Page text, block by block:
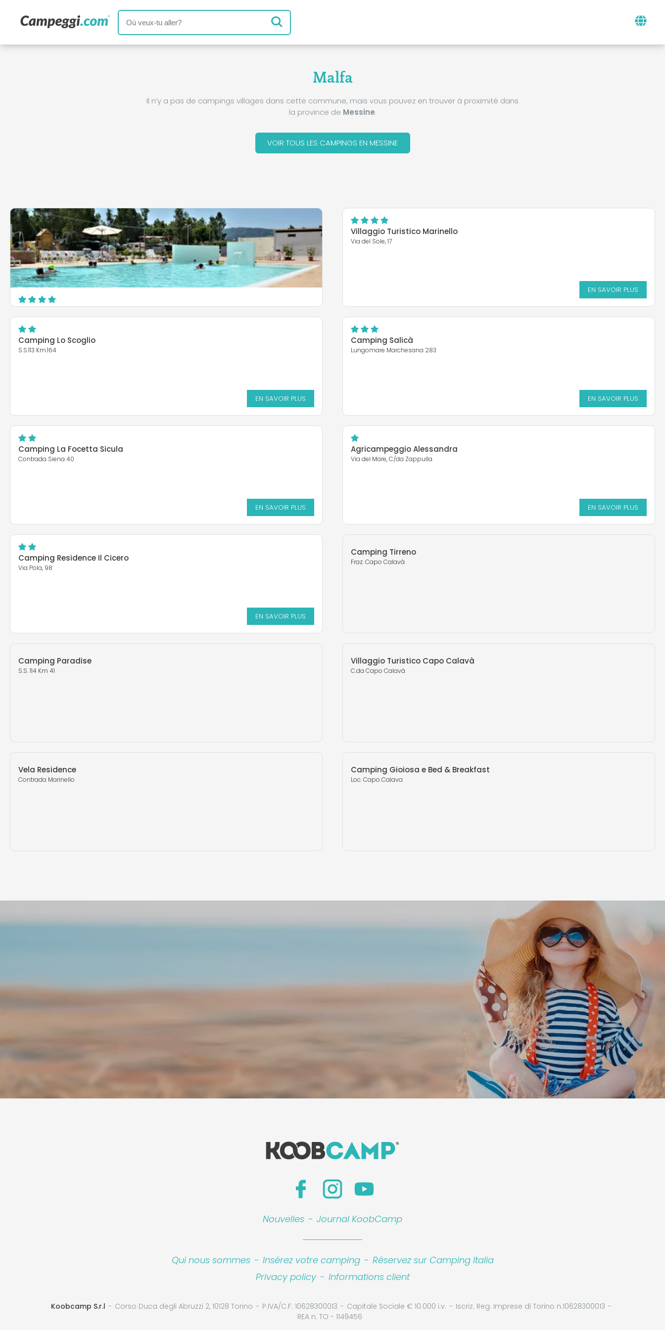
Malfa
Il n’y a pas de campings villages dans cette commune, mais vous pouvez en trouver à proximité dans
la province de Messine.
VOIR TOUS LES CAMPINGS EN MESSINE
Furnari
Villaggio Turistico Marinello
Via del Sole, 17
EN SAVOIR PLUS
Camping Lo Scoglio
S.S.113 Km.164
EN SAVOIR PLUS
Camping Salicà
Lungomare Marchesana 283
EN SAVOIR PLUS
Camping La Focetta Sicula
Contrada Siena 40
EN SAVOIR PLUS
Agricampeggio Alessandra
Via del Mare, C/da Zappulla
EN SAVOIR PLUS
Camping Residence Il Cicero
Via Pola, 98
EN SAVOIR PLUS
Camping Tirreno
Fraz. Capo Calavà
Camping Paradise
S.S. 114 Km 41
Villaggio Turistico Capo Calavà
C.da Capo Calavà
Vela Residence
Contrada Marinello
Camping Gioiosa e Bed & Breakfast
Loc. Capo Calava
Nouvelles - Journal KoobCamp
Qui nous sommes - Insérez votre camping - Réservez sur Camping Italia
Privacy policy - Informations client
Koobcamp S.r.l Corso Duca degli Abruzzi 2, 10128 Torino P.IVA/C.F. 10628300013 Capitale Sociale € 10.000 i.v.
Iscriz. Reg. Imprese di Torino n.10628300013
REA n. TO - 1149456